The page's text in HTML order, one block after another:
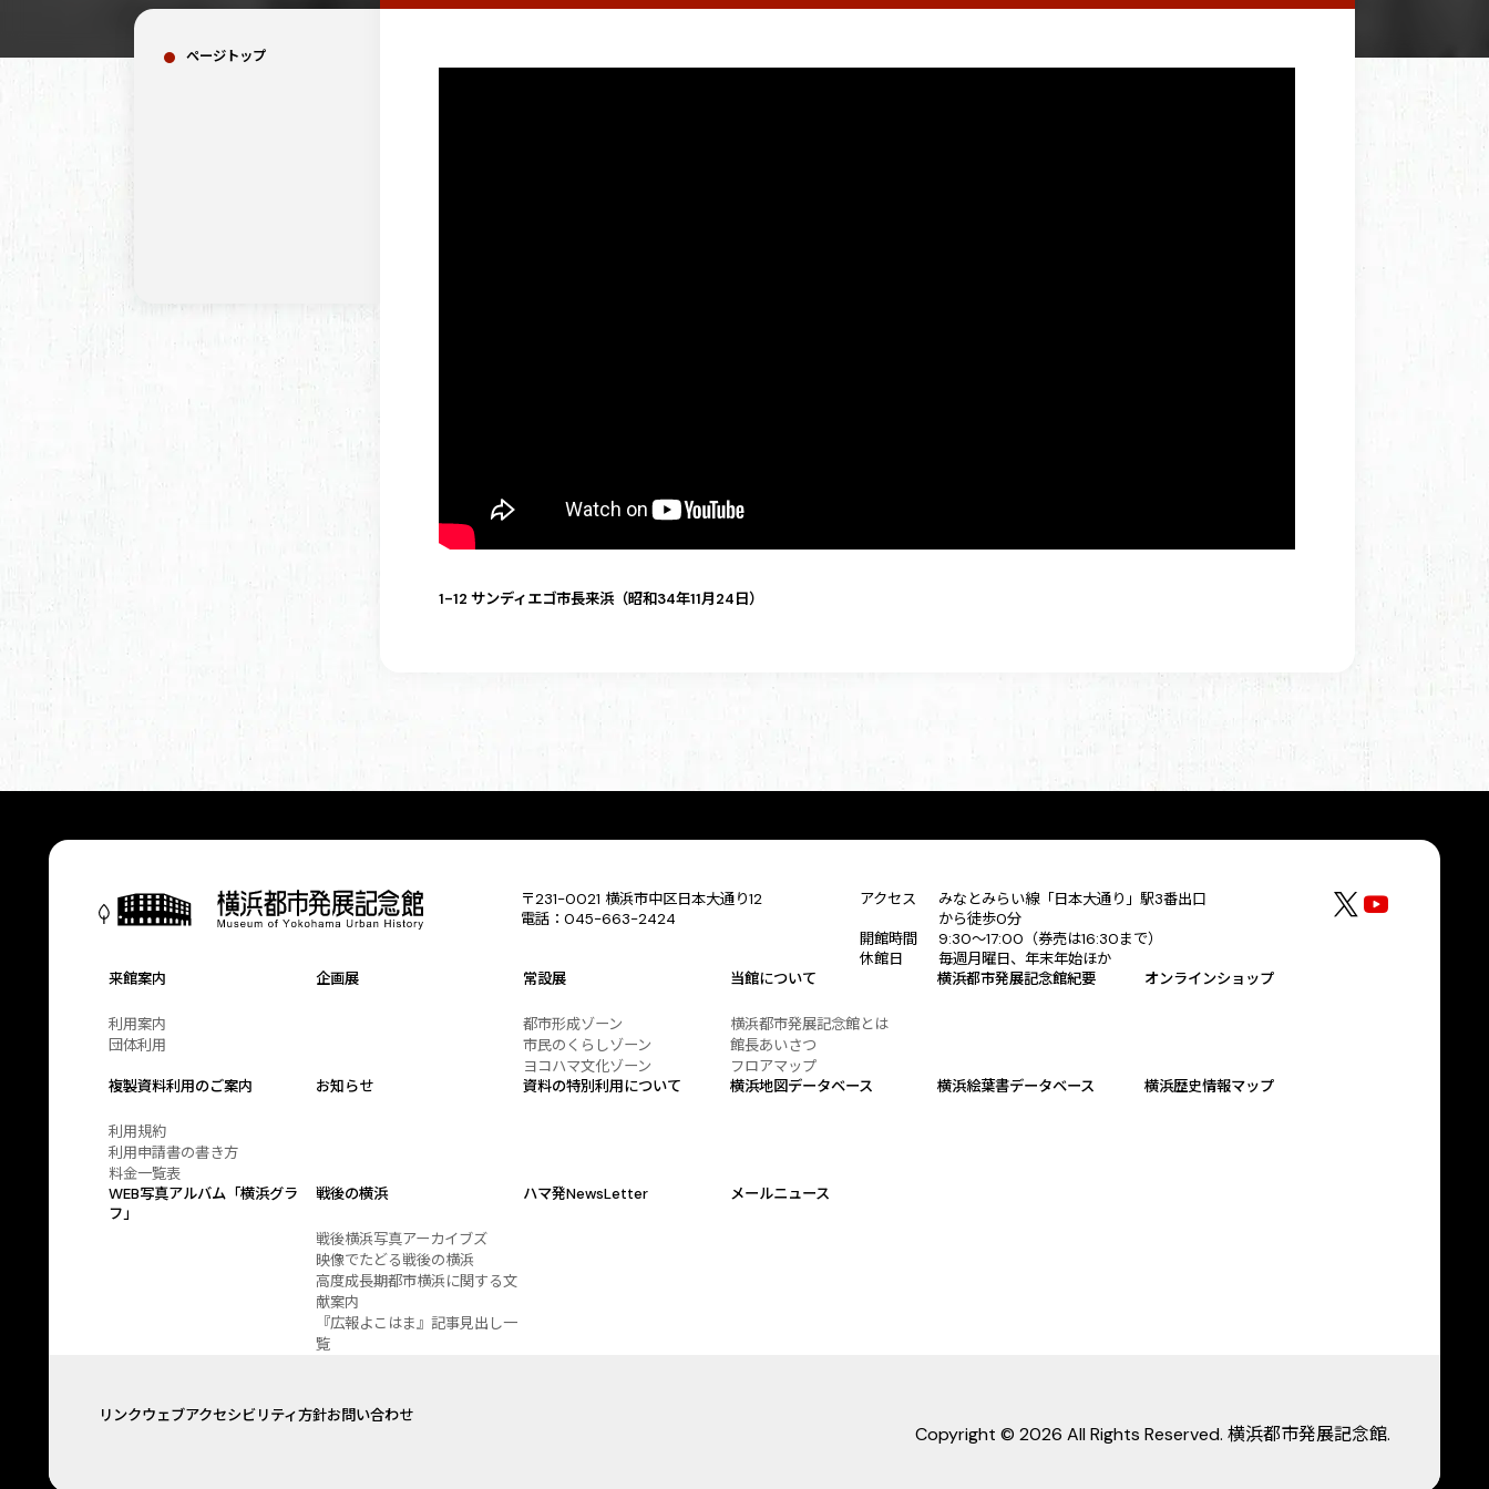
1-12 サンディエゴ市長来浜（昭和34年11月24日）
ページトップ
〒231-0021 横浜市中区日本大通り12
電話：045-663-2424
アクセス
みなとみらい線「日本大通り」駅3番出口
から徒歩0分
開館時間
9:30〜17:00（券売は16:30まで）
休館日
毎週月曜日、年末年始ほか
来館案内
利用案内
団体利用
企画展 常設展
都市形成ゾーン
市民のくらしゾーン
ヨコハマ文化ゾーン
当館について
横浜都市発展記念館とは
館長あいさつ
フロアマップ
横浜都市発展記念館紀要 オンラインショップ
複製資料利用のご案内
利用規約
利用申請書の書き方
料金一覧表
お知らせ 資料の特別利用について 横浜地図データベース 横浜絵葉書データベース 横浜歴史情報マップ
WEB写真アルバム「横浜グラ
フ」
戦後の横浜
戦後横浜写真アーカイブズ
映像でたどる戦後の横浜
高度成長期都市横浜に関する文
献案内
『広報よこはま』記事見出し一
覧
ハマ発NewsLetter メールニュース
リンクウェブアクセシビリティ方針お問い合わせ
Copyright © 2026 All Rights Reserved. 横浜都市発展記念館.